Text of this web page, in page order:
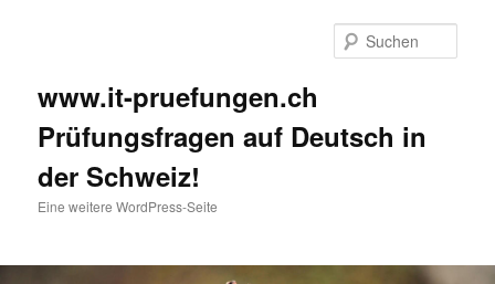
www.it-pruefungen.ch
Prüfungsfragen auf Deutsch in
der Schweiz!
Eine weitere WordPress-Seite